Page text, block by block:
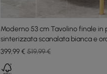
Moderno 53 cm Tavolino finale in
sinterizzata scanalata bianca e
399,99€ 519,99 €